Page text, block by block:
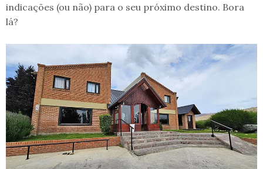
indicações (ou não) para o seu próximo destino. Bora
lá?